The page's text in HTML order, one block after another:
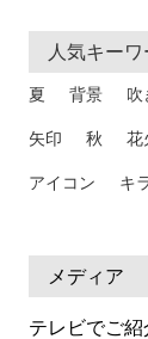
人気キーワ
夏 背景 吹
矢印 秋 花
アイコン キ
人物 暑中見
日本地図 海
メディア
テレビでご紹